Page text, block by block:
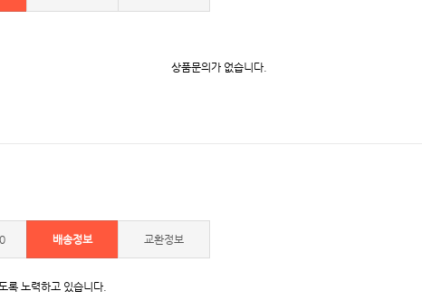
상품문의가 없습니다.
0 배송정보 교환정보
록 노력하고 있습니다.